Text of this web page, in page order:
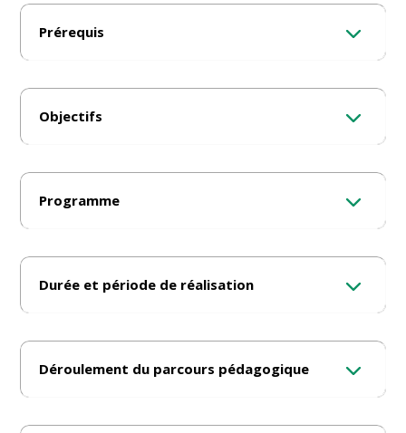
Prérequis
Objectifs
Programme
Durée et période de réalisation
Déroulement du parcours pédagogique